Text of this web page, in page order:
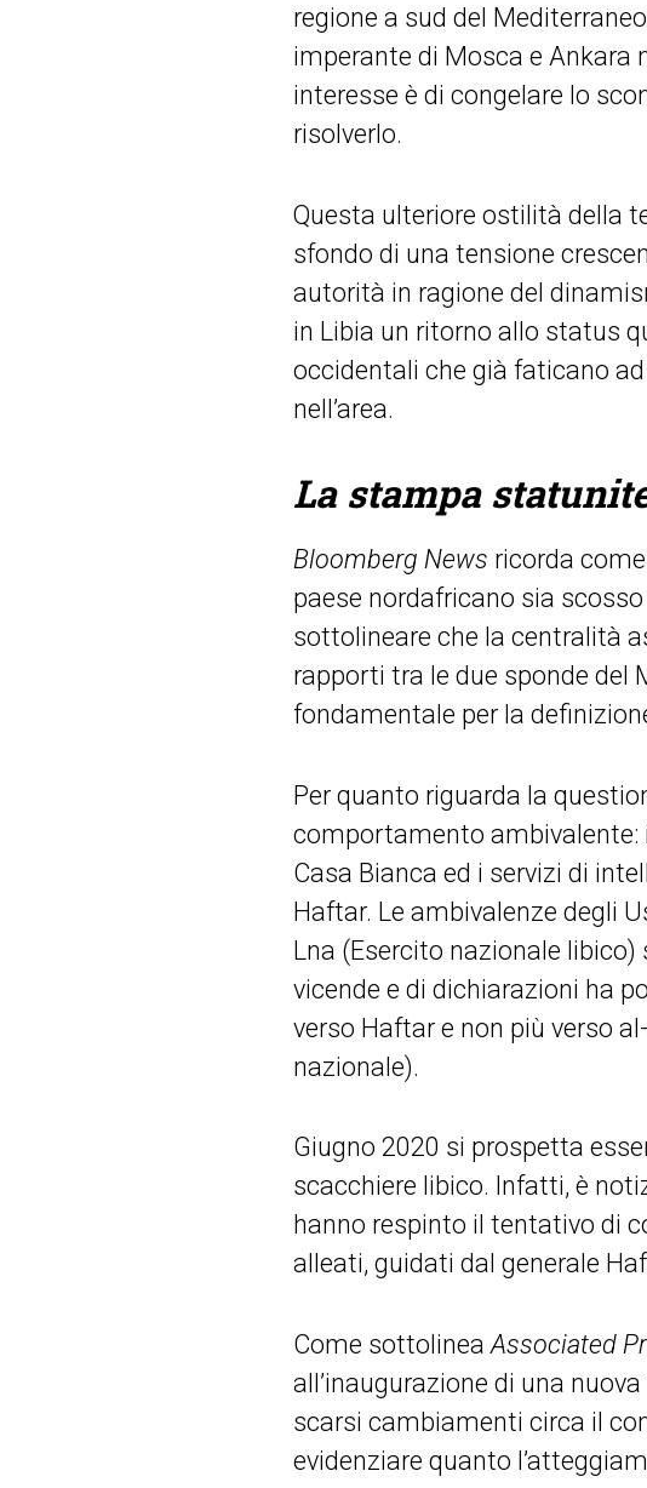
regione a sud del
imperante di Mosca e Ankara
interesse è di congelare lo
Questa ulteriore ostilità della
sfondo di una tensione
autorità in ragione del
in Libia un ritorno allo status
occidentali che già faticano
nell’area.
La stampa
Bloomberg News ricorda
paese nordafricano sia
sottolineare che la centralità
rapporti tra le due sponde del
fondamentale per la
Per quanto riguarda la
comportamento
Casa Bianca ed i servizi di
Haftar. Le ambivalenze degli
Lna (Esercito nazionale
vicende e di dichiarazioni ha
verso Haftar e non più verso
nazionale).
Giugno 2020 si prospetta
scacchiere libico. Infatti, è
hanno respinto il tentativo di
alleati, guidati dal generale
Come sottolinea Associated
all’inaugurazione di una
scarsi cambiamenti circa il
evidenziare quanto